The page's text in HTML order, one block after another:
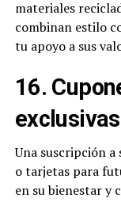
materiales
combinan estilo
tu apoyo a sus
16.
exclusivas
Una suscripción a
o tarjetas para
en su bienestar y